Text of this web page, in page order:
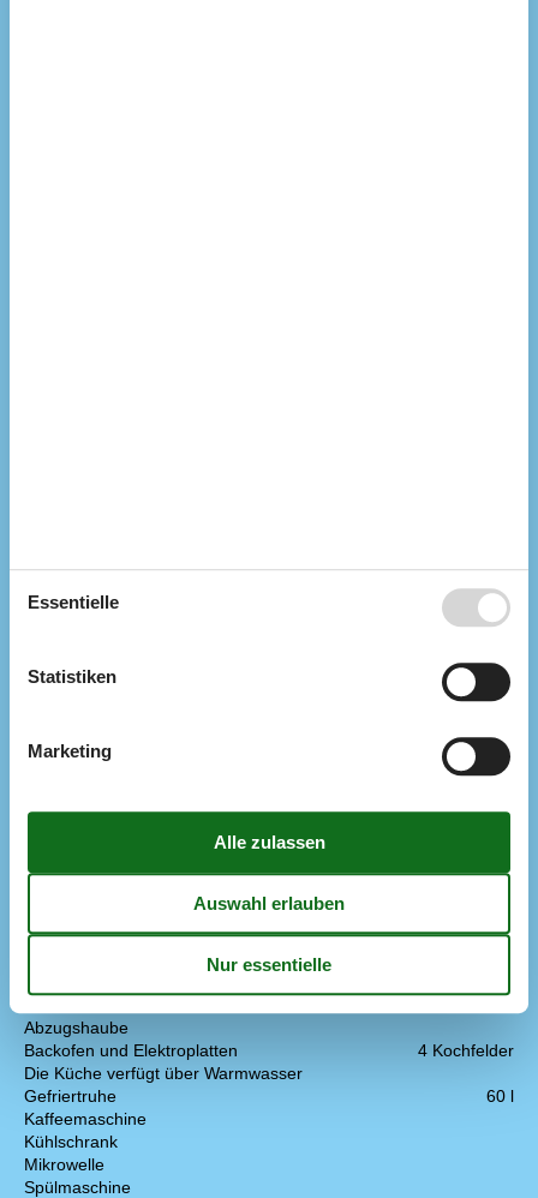
1 DVD
DK-DR1/TV2
Entf. zum Wasser/Baden
300 m
Entfernung Einkauf
1 km
Nächstes Restaurant
1 km
Konzepte
Nahe am Meer
Abzugshaube
Backofen und Elektroplatten
4 Kochfelder
Die Küche verfügt über Warmwasser
Gefriertruhe
60 l
Kaffeemaschine
Kühlschrank
Mikrowelle
Spülmaschine
Essentielle
Statistiken
Marketing